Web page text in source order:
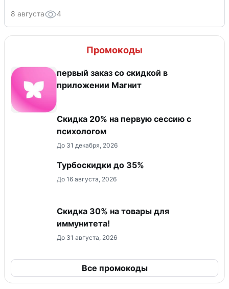
8 августа 4
Промокоды
первый заказ со скидкой в
приложении Магнит
Скидка 20% на первую сессию с
психологом
До 31 декабря, 2026
Турбоскидки до 35%
До 16 августа, 2026
Скидка 30% на товары для
иммунитета!
До 31 августа, 2026
Все промокоды